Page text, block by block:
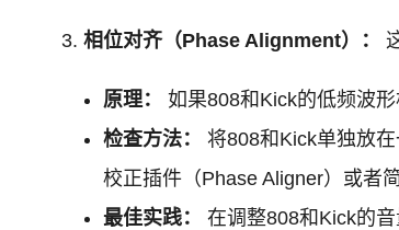
相位对齐（Phase Alignment）：
原理：
如果808和Kick的低频波
检查方法：
将808和Kick单独放
校正插件（Phase Aligner）或者
最佳实践：
在调整808和Kick的